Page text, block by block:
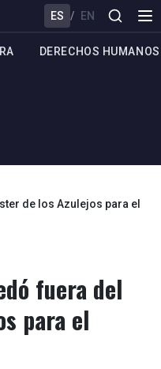
ES / EN
DERECHOS HUMANOS
de los Azulejos para el
fuera del
para el